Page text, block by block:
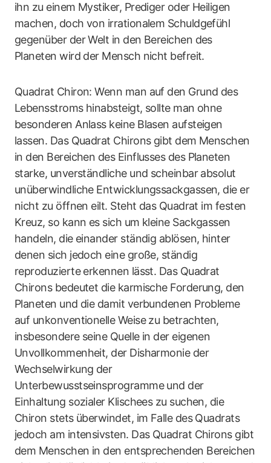
ihn zu einem Mystiker, Prediger oder Heiligen
machen, doch von irrationalem Schuldgefühl
gegenüber der Welt in den Bereichen des
Planeten wird der Mensch nicht befreit.
Quadrat Chiron: Wenn man auf den Grund des
Lebensstroms hinabsteigt, sollte man ohne
besonderen Anlass keine Blasen aufsteigen
lassen. Das Quadrat Chirons gibt dem Menschen
in den Bereichen des Einflusses des Planeten
starke, unverständliche und scheinbar absolut
unüberwindliche Entwicklungssackgassen, die er
nicht zu öffnen eilt. Steht das Quadrat im festen
Kreuz, so kann es sich um kleine Sackgassen
handeln, die einander ständig ablösen, hinter
denen sich jedoch eine große, ständig
reproduzierte erkennen lässt. Das Quadrat
Chirons bedeutet die karmische Forderung, den
Planeten und die damit verbundenen Probleme
auf unkonventionelle Weise zu betrachten,
insbesondere seine Quelle in der eigenen
Unvollkommenheit, der Disharmonie der
Wechselwirkung der
Unterbewusstseinsprogramme und der
Einhaltung sozialer Klischees zu suchen, die
Chiron stets überwindet, im Falle des Quadrats
jedoch am intensivsten. Das Quadrat Chirons gibt
dem Menschen in den entsprechenden Bereichen